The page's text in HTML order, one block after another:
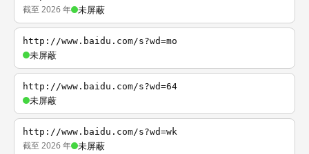
截至 2026 年 未屏蔽
http://www.baidu.com/s?wd=mo
未屏蔽
http://www.baidu.com/s?wd=64
未屏蔽
http://www.baidu.com/s?wd=wk
截至 2026 年 未屏蔽